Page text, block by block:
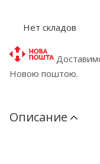
Нет складов
Новою поштою.
Описание